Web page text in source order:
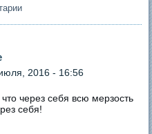
2016 - 16:56
через себя всю мерзость
себя!